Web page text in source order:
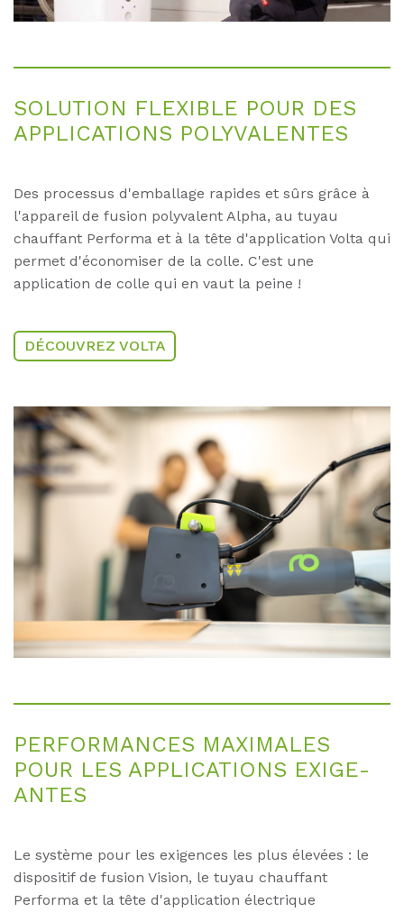
SO­LU­TI­ON FLE­XI­BLE POUR DES
AP­P­LI­CA­TI­ONS PO­LY­VA­LEN­TES
Des processus d'emballage rapides et sûrs grâce à
l'appareil de fusion polyvalent Alpha, au tuyau
chauffant Performa et à la tête d'application Volta qui
permet d'économiser de la colle. C'est une
application de colle qui en vaut la peine !
DÉCOUVREZ VOLTA
PER­FOR­MAN­CES MA­XI­MA­LES
POUR LES AP­P­LI­CA­TI­ONS EXI­GE­
AN­TES
Le système pour les exigences les plus élevées : le
dispositif de fusion Vision, le tuyau chauffant
Performa et la tête d'application électrique